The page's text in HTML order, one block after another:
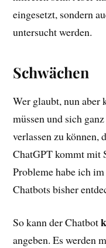
eingesetzt, sondern
untersucht werden.
Schwächen
Wer glaubt, nun aber
müssen und sich
verlassen zu können,
ChatGPT kommt mit
Probleme habe ich
Chatbots bisher
So kann der Chatbot
angeben. Es werden